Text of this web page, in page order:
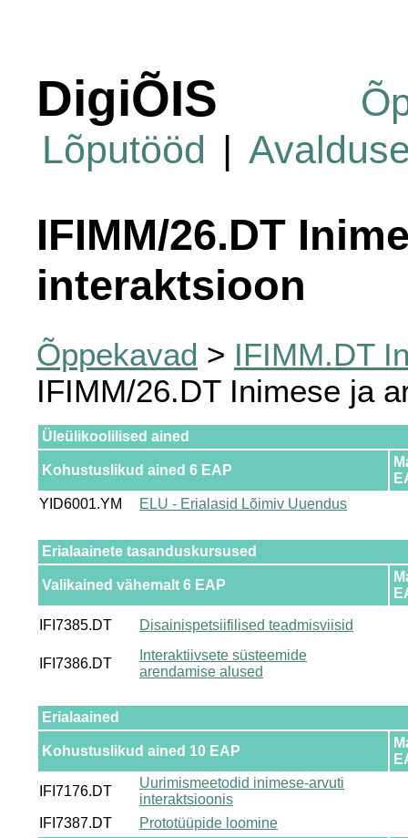
DigiÕIS
Lõputööd |
IFIMM/26.DT
interaktsioon
Õppekavad > IFIMM.DT
IFIMM/26.DT Inimese ja
Üleülikoolilised ained
Kohustuslikud ained 6 EAP
YID6001.YM
ELU - Erialasid Lõimiv Uuendus
Erialaainete tasanduskursused
Valikained vähemalt 6 EAP
IFI7385.DT Disainispetsiifilised teadmisviisid
IFI7386.DT
Interaktiivsete süsteemide
arendamise alused
Erialaained
Kohustuslikud ained 10 EAP
IFI7176.DT
Uurimismeetodid inimese-arvuti
interaktsioonis
IFI7387.DT
Prototüüpide loomine